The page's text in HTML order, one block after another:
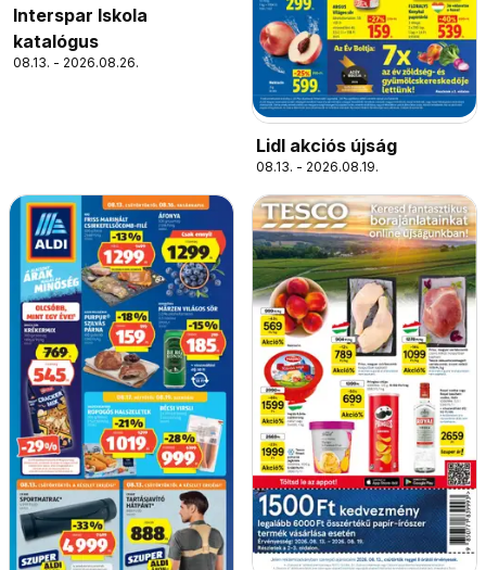
Interspar Iskola
katalógus
08.13. - 2026.08.26.
Lidl akciós újság
08.13. - 2026.08.19.